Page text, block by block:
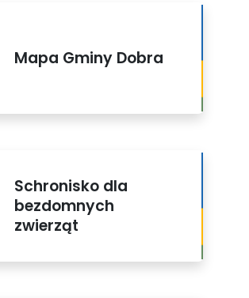
Mapa Gminy Dobra
Schronisko dla
bezdomnych
zwierząt